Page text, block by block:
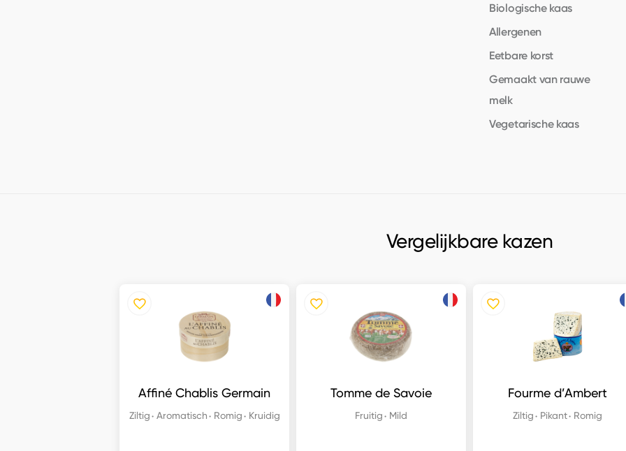
Biologische kaas
Allergenen
Eetbare korst
Gemaakt van rauwe
melk
Vegetarische kaas
Vergelijkbare kazen
Affiné Chablis Germain
Ziltig Aromatisch Romig Kruidig
Tomme de Savoie
Fruitig Mild
Fourme d’Ambert
Ziltig Pikant Romig